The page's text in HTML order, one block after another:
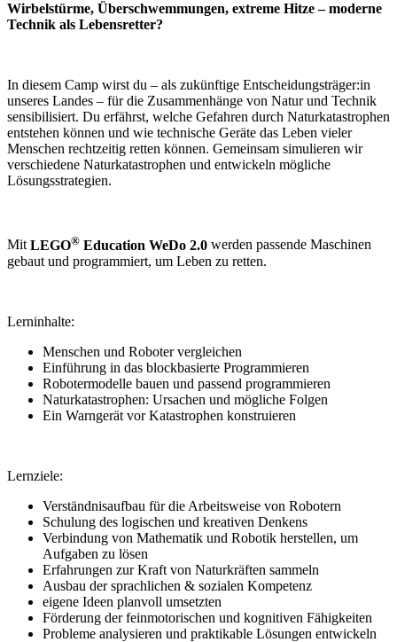
Wirbelstürme, Überschwemmungen, extreme Hitze – moderne
Technik als Lebensretter?
In diesem Camp wirst du – als zukünftige Entscheidungsträger:in
unseres Landes – für die Zusammenhänge von Natur und Technik
sensibilisiert. Du erfährst, welche Gefahren durch Naturkatastrophen
entstehen können und wie technische Geräte das Leben vieler
Menschen rechtzeitig retten können. Gemeinsam simulieren wir
verschiedene Naturkatastrophen und entwickeln mögliche
Lösungsstrategien.
MitLEGO® Education WeDo 2.0 werden passende Maschinen
gebaut und programmiert, um Leben zu retten.
Lerninhalte:
Menschen und Roboter vergleichen
Einführung in das blockbasierte Programmieren
Robotermodelle bauen und passend programmieren
Naturkatastrophen: Ursachen und mögliche Folgen
Ein Warngerät vor Katastrophen konstruieren
Lernziele:
Verständnisaufbau für die Arbeitsweise von Robotern
Schulung des logischen und kreativen Denkens
Verbindung von Mathematik und Robotik herstellen, um
Aufgaben zu lösen
Erfahrungen zur Kraft von Naturkräften sammeln
Ausbau der sprachlichen & sozialen Kompetenz
eigene Ideen planvoll umsetzten
Förderung der feinmotorischen und kognitiven Fähigkeiten
Probleme analysieren und praktikable Lösungen entwickeln